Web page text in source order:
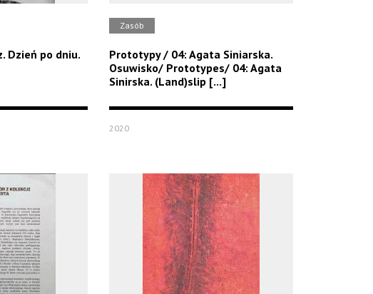
Dzień po dniu.
Zasób
Prototypy / 04: Agata Siniarska.
Osuwisko/ Prototypes/ 04: Agata
Sinirska. (Land)slip [...]
2020